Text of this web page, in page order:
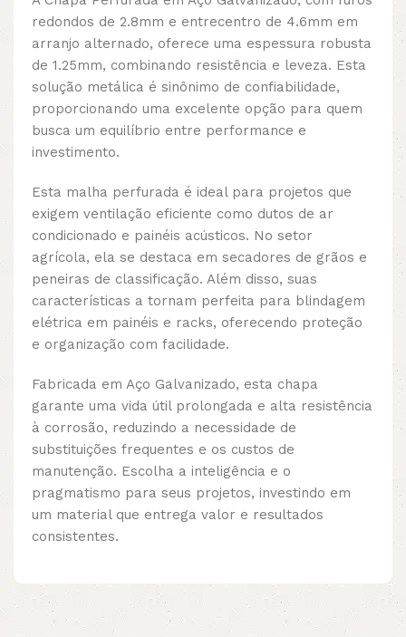
redondos de 2.8mm e entrecentro de 4.6mm em
arranjo alternado, oferece uma espessura robusta
de 1.25mm, combinando resistência e leveza. Esta
solução metálica é sinônimo de confiabilidade,
proporcionando uma excelente opção para quem
busca um equilíbrio entre performance e
investimento.
Esta malha perfurada é ideal para projetos que
exigem ventilação eficiente como dutos de ar
condicionado e painéis acústicos. No setor
agrícola, ela se destaca em secadores de grãos e
peneiras de classificação. Além disso, suas
características a tornam perfeita para blindagem
elétrica em painéis e racks, oferecendo proteção
e organização com facilidade.
Fabricada em Aço Galvanizado, esta chapa
garante uma vida útil prolongada e alta resistência
à corrosão, reduzindo a necessidade de
substituições frequentes e os custos de
manutenção. Escolha a inteligência e o
pragmatismo para seus projetos, investindo em
um material que entrega valor e resultados
consistentes.